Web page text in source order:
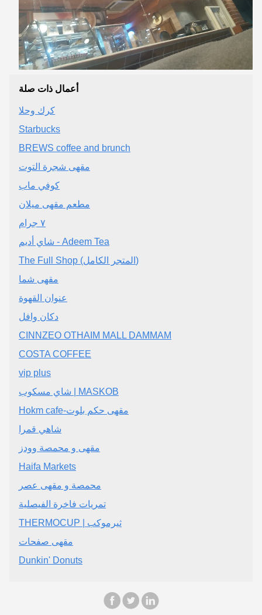
أعمال ذات صلة
كرك وحلا
Starbucks
BREWS coffee and brunch
مقهى شجرة التوت
كوفي ماب
مطعم مقهى ميلان
٧ جرام
شاي أديم - Adeem Tea
The Full Shop (المتجر الكامل)
مقهى شما
عنوان القهوة
دكان وافل
CINNZEO OTHAIM MALL DAMMAM
COSTA COFFEE
vip plus
شاي مسكوب | MASKOB
Hokm cafe-مقهى حكم بلوت
شاهي قمرا
مقهى و محمصة وودز
Haifa Markets
محمصة و مقهى عصر
تمريات فاخرة الفيصلية
THERMOCUP | ثيرموكب
مقهى صفحات
Dunkin' Donuts